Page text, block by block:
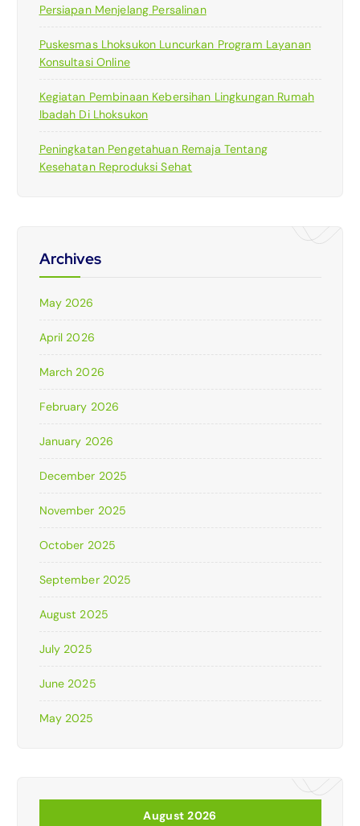
Persiapan Menjelang Persalinan
Puskesmas Lhoksukon Luncurkan Program Layanan
Konsultasi Online
Kegiatan Pembinaan Kebersihan Lingkungan Rumah
Ibadah Di Lhoksukon
Peningkatan Pengetahuan Remaja Tentang
Kesehatan Reproduksi Sehat
Archives
May 2026
April 2026
March 2026
February 2026
January 2026
December 2025
November 2025
October 2025
September 2025
August 2025
July 2025
June 2025
May 2025
August 2026